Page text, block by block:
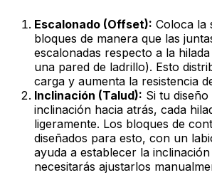
Escalonado (Offset): Coloca la
bloques de manera que las
escalonadas respecto a la
una pared de ladrillo). Esto
carga y aumenta la resistencia
Inclinación (Talud): Si tu
inclinación hacia atrás, cada
ligeramente. Los bloques de
diseñados para esto, con un
ayuda a establecer la
necesitarás ajustarlos